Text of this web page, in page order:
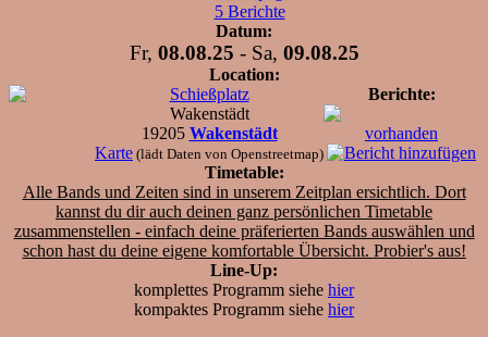
5 Berichte
Datum:
Fr, 08.08.25 - Sa, 09.08.25
Location:
Schießplatz
Wakenstädt
19205 Wakenstädt
Karte (lädt Daten von Openstreetmap)
Berichte:
vorhanden
Timetable:
Alle Bands und Zeiten sind in unserem Zeitplan ersichtlich. Dort
kannst du dir auch deinen ganz persönlichen Timetable
zusammenstellen - einfach deine präferierten Bands auswählen und
schon hast du deine eigene komfortable Übersicht. Probier's aus!
Line-Up:
komplettes Programm siehe hier
kompaktes Programm siehe hier